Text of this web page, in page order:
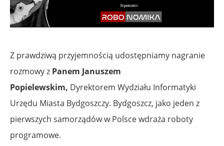
Z prawdziwą przyjemnością udostępniamy nagranie
rozmowy z Panem Januszem
Popielewskim, Dyrektorem Wydziału Informatyki
Urzędu Miasta Bydgoszczy. Bydgoszcz, jako jeden z
pierwszych samorządów w Polsce wdraża roboty
programowe.